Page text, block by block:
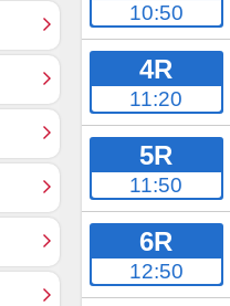
10:50
4R
11:20
5R
11:50
6R
12:50